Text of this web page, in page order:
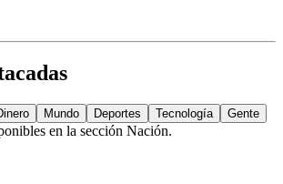
Mundo Deportes Tecnología Gente
en la sección Nación.